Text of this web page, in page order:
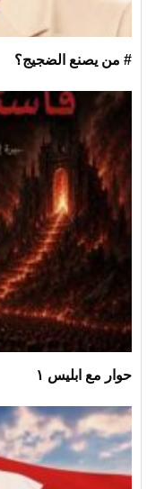
# من يصنع الضجيج؟
حوار مع ابليس ١